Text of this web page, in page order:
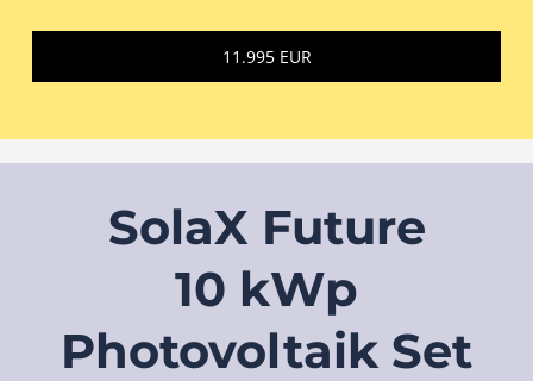
11.995 EUR
SolaX Future
10 kWp
Photovoltaik Set